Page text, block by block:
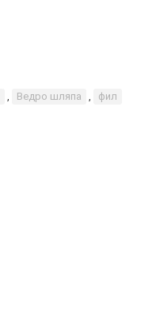
, Ведро шляпа , фил